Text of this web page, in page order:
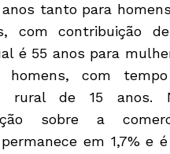
tanto para
com contribuição
é 55 anos para
homens, com
rural de 15 anos.
sobre a
em 1,7% e